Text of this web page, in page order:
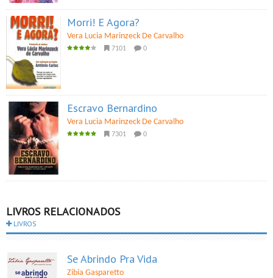
Morri! E Agora?
Vera Lucia Marinzeck De Carvalho
7101 0
Escravo Bernardino
Vera Lucia Marinzeck De Carvalho
7301 0
LIVROS RELACIONADOS
LIVROS
Se Abrindo Pra Vida
Zibia Gasparetto